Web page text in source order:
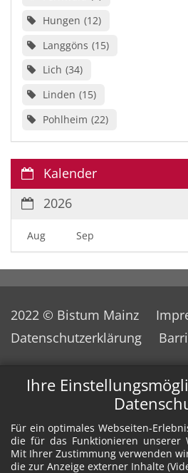
Ihre
Für ein optimales Webseiten-
die für das Funktionieren unserer
Mit Ihrer Zustimmung verwenden
die zur Anzeige externer Inhalte
Hungen 12
Langgöns 15
Lich 34
Linden 15
Pohlheim 22
Kalender
2026
Aug Sep
2022 © Bistum Mainz
Datenschutzerklärung